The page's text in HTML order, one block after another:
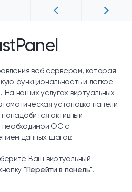
веб сервером, которая
функциональность и легкое
наших услугах виртуальных
установка панели
активный
необходимой ОС с
данных шагов:
Ваш виртуальный
"Перейти в панель".